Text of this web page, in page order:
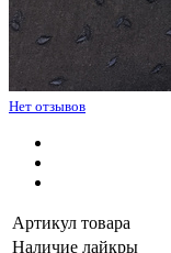
Нет отзывов
Артикул товара
Наличие лайкры